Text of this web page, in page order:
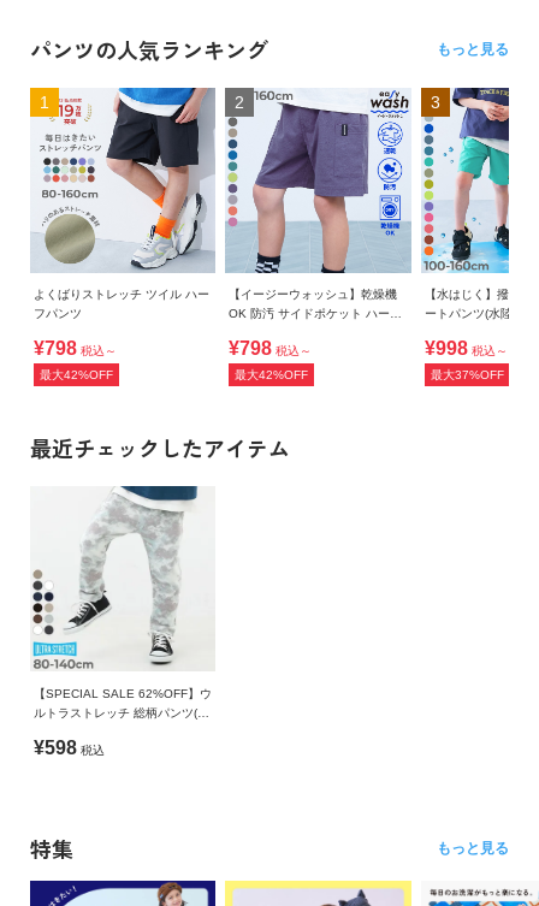
パンツの人気ランキング もっと見る
1
よくばりストレッチ ツイル ハー
フパンツ
¥798 税込～
最大42%OFF
2
【イージーウォッシュ】乾燥機
OK 防汚 サイドポケット ハーフ
¥798 税込～
最大42%OFF
3
【水はじく】撥水ナ
ートパンツ(水陸両用
¥998 税込～
最大37%OFF
最近チェックしたアイテム
【SPECIAL SALE 62%OFF】ウ
ルトラストレッチ 総柄パンツ(や
¥598 税込
特集 もっと見る